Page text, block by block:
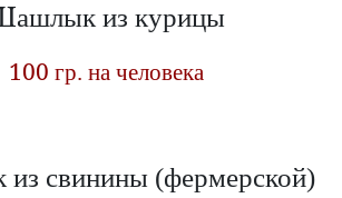
из курицы
100 гр. на человека
свинины (фермерской)